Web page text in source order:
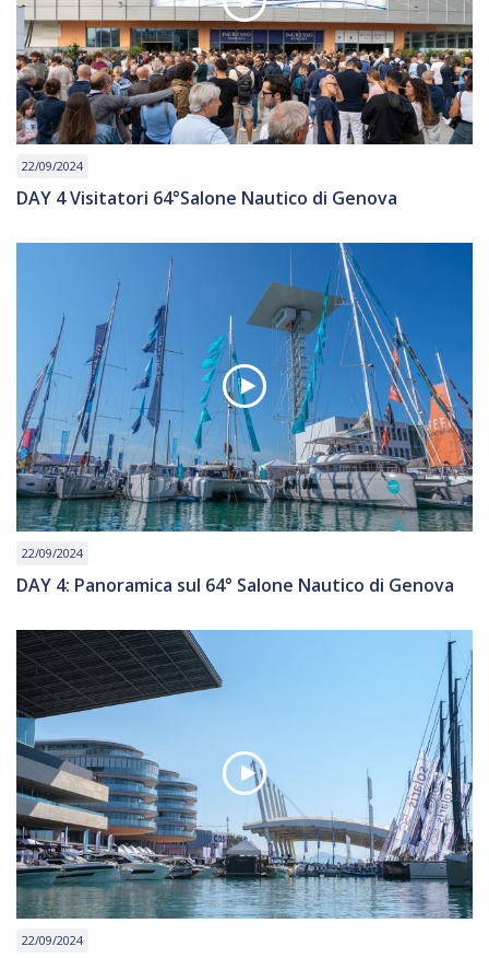
22/09/2024
DAY 4 Visitatori 64°Salone Nautico di Genova
22/09/2024
DAY 4: Panoramica sul 64° Salone Nautico di Genova
22/09/2024